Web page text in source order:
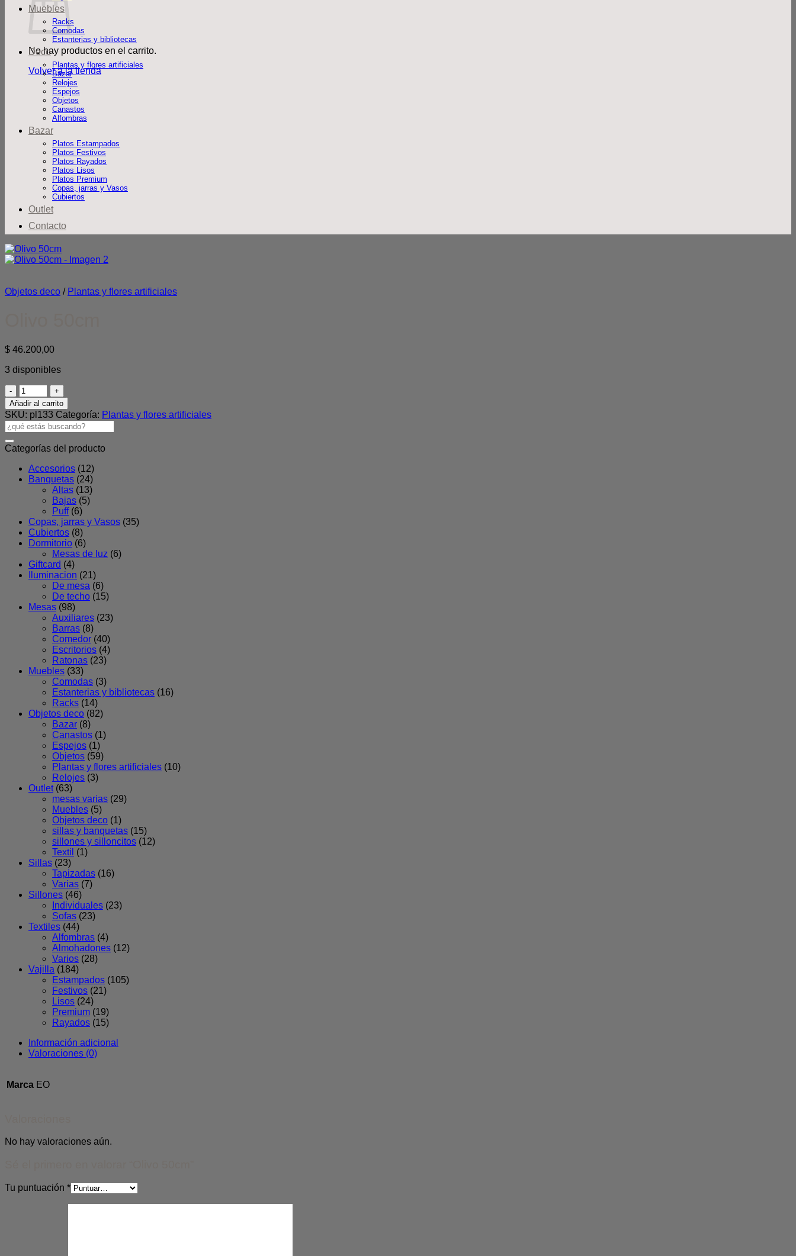
No hay productos en el carrito.
Volver a la tienda
Muebles
Racks
Comodas
Estanterias y bibliotecas
Deco
Plantas y flores artificiales
Bazar
Relojes
Espejos
Objetos
Canastos
Alfombras
Bazar
Platos Estampados
Platos Festivos
Platos Rayados
Platos Lisos
Platos Premium
Copas, jarras y Vasos
Cubiertos
Outlet
Contacto
Objetos deco / Plantas y flores artificiales
$ 46.200,00
3 disponibles
Olivo
50cm
cantidad
Añadir al carrito
SKU: pl133 Categoría: Plantas y flores artificiales
Buscar
por:
Categorías del producto
Accesorios (12)
Banquetas (24)
Altas (13)
Bajas (5)
Puff (6)
Copas, jarras y Vasos (35)
Cubiertos (8)
Dormitorio (6)
Mesas de luz (6)
Giftcard (4)
Iluminacion (21)
De mesa (6)
De techo (15)
Mesas (98)
Auxiliares (23)
Barras (8)
Comedor (40)
Escritorios (4)
Ratonas (23)
Muebles (33)
Comodas (3)
Estanterias y bibliotecas (16)
Racks (14)
Objetos deco (82)
Bazar (8)
Canastos (1)
Espejos (1)
Objetos (59)
Plantas y flores artificiales (10)
Relojes (3)
Outlet (63)
mesas varias (29)
Muebles (5)
Objetos deco (1)
sillas y banquetas (15)
sillones y silloncitos (12)
Textil (1)
Sillas (23)
Tapizadas (16)
Varias (7)
Sillones (46)
Individuales (23)
Sofas (23)
Textiles (44)
Alfombras (4)
Almohadones (12)
Varios (28)
Vajilla (184)
Estampados (105)
Festivos (21)
Lisos (24)
Premium (19)
Rayados (15)
Información adicional
Valoraciones (0)
Marca EO
No hay valoraciones aún.
Tu puntuación *